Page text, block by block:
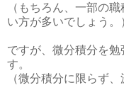
（もちろん、一部の
い方が多いでしょう。
ですが、微分積分を
す。
（微分積分に限らず